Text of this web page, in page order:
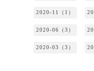
2020-11（1）
2020-06（3）
2020-03（3）